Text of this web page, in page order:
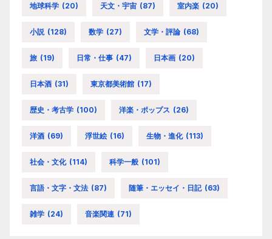
地球科学 (20) 天文・宇宙 (87) 室内楽 (20)
小説 (128) 数学 (27) 文学・評論 (68)
旅 (19) 日常・仕事 (47) 日本画 (20)
日本酒 (31) 東京都美術館 (17)
歴史・考古学 (100) 洋楽・ポップス (26)
洋酒 (69) 浮世絵 (16) 生物・進化 (113)
社会・文化 (114) 科学一般 (101)
言語・文字・文法 (87) 随筆・エッセイ・日記 (63)
雑学 (24) 音楽関連 (71)